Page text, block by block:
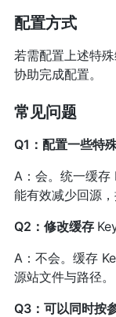
配置方式
若需配置上述特
协助完成配置。
常见问题
Q1：配置一些特
A：会。统一缓存
能有效减少回源，
Q2：修改缓存
A：不会。缓存
源站文件与路径。
Q3：可以同时按